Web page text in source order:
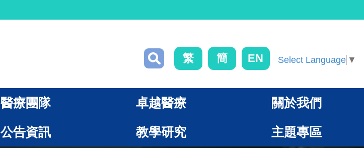
繁 簡 EN Select Language ▼
醫療團隊 卓越醫療 關於我們
公告資訊 教學研究 主題專區